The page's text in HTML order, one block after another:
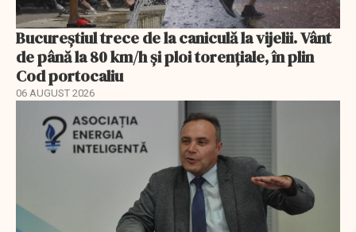
Bucureștiul trece de la caniculă la vijelii. Vânt
de până la 80 km/h și ploi torențiale, în plin
Cod portocaliu
06 AUGUST 2026